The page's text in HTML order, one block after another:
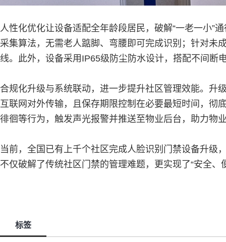
人性化优化让设备适配全年龄段居民，破解“一老一小”
采集算法，无需老人踮脚、弯腰即可完成识别；针对未
线。此外，设备采用IP65级防尘防水设计，搭配不间断
合规化升级与系统联动，进一步提升社区管理效能。升
互联网对外传输，且保存期限控制在必要最短时间，彻
徘徊等行为，触发声光报警并推送至物业后台，助力物
当前，全国已有上千个社区完成人脸识别门禁设备升级
不仅破解了传统社区门禁的管理难题，更实现了“安全
标签